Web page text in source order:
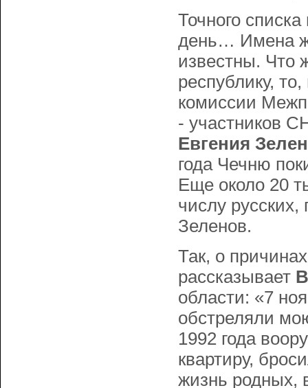
Точного
день… Имена
известны. Что
республику,
комиссии
- участников
Евгения
года Чечню
Еще около 20
числу
Зеленов.
Так, о
рассказывает
области: «7
обстреляли
1992 года
квартиру,
жизнь родных,